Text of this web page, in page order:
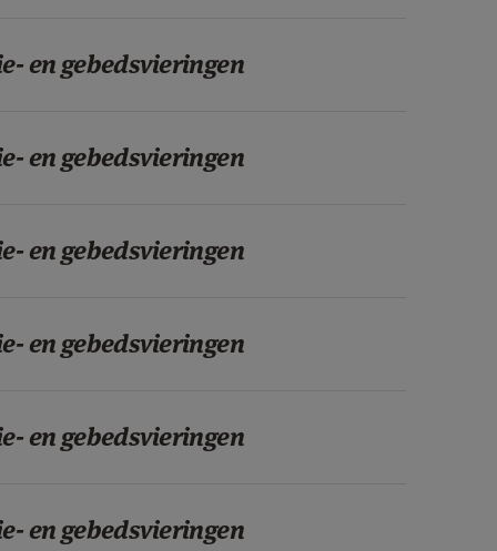
en gebedsvieringen
en gebedsvieringen
en gebedsvieringen
en gebedsvieringen
en gebedsvieringen
en gebedsvieringen